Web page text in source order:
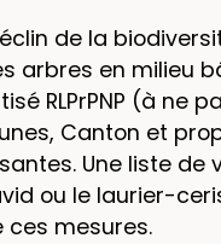
de la
arbres en milieu
RLPrPNP (à ne
Canton et
Une liste
ou le laurier-
mesures.